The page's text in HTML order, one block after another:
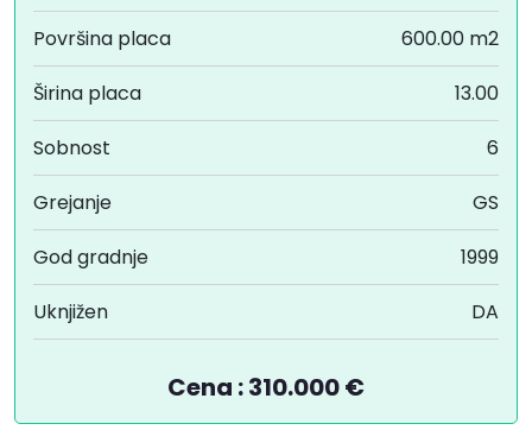
Površina placa
600.00 m2
Širina placa
13.00
Sobnost
6
Grejanje
GS
God gradnje
1999
Uknjižen
DA
Cena : 310.000 €